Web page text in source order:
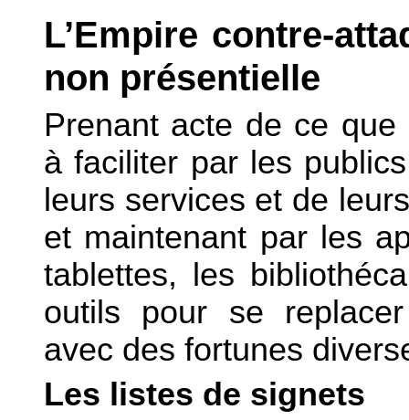
L’Empire contre-
non présentielle
Prenant acte de ce
à faciliter par les
leurs services et de
et maintenant par les
tablettes, les
outils pour se
avec des fortunes
Les listes de signets